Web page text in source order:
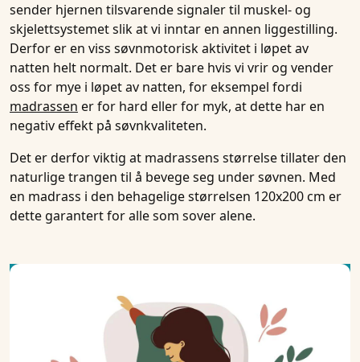
sender hjernen tilsvarende signaler til muskel- og
skjelettsystemet slik at vi inntar en annen liggestilling.
Derfor er en viss søvnmotorisk aktivitet i løpet av
natten helt normalt. Det er bare hvis vi vrir og vender
oss for mye i løpet av natten, for eksempel fordi
madrassen er for hard eller for myk, at dette har en
negativ effekt på søvnkvaliteten.
Det er derfor viktig at madrassens størrelse tillater den
naturlige trangen til å bevege seg under søvnen. Med
en madrass i den behagelige størrelsen 120x200 cm er
dette garantert for alle som sover alene.